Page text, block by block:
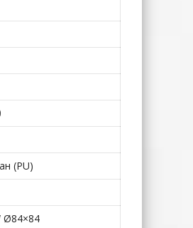
(PU)
Ø84×84